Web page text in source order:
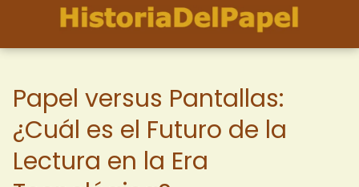
Papel versus Pantallas:
¿Cuál es el Futuro de la
Lectura en la Era